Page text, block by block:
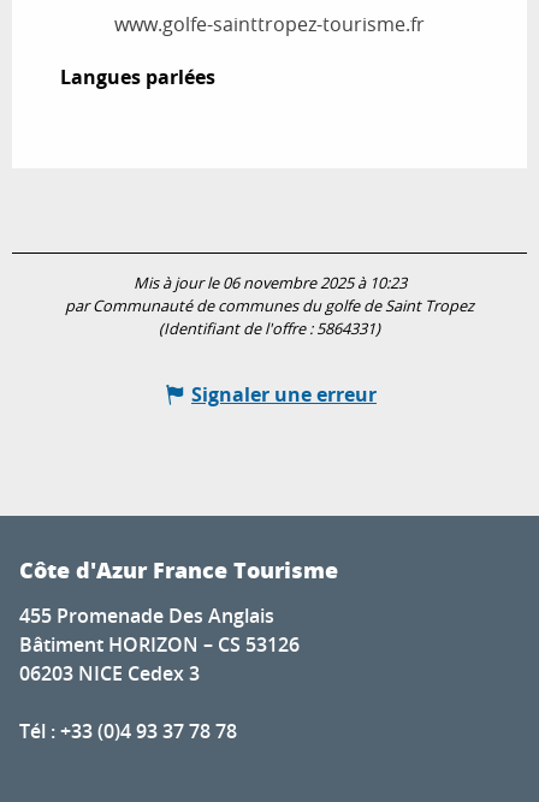
www.golfe-sainttropez-tourisme.fr
Langues parlées
Langues parlées
Mis à jour le 06 novembre 2025 à 10:23
par Communauté de communes du golfe de Saint Tropez
(Identifiant de l'offre :5864331)
Signaler une erreur
Côte d'Azur France Tourisme
455 Promenade Des Anglais
Bâtiment HORIZON – CS 53126
06203 NICE Cedex 3
Tél : +33 (0)4 93 37 78 78